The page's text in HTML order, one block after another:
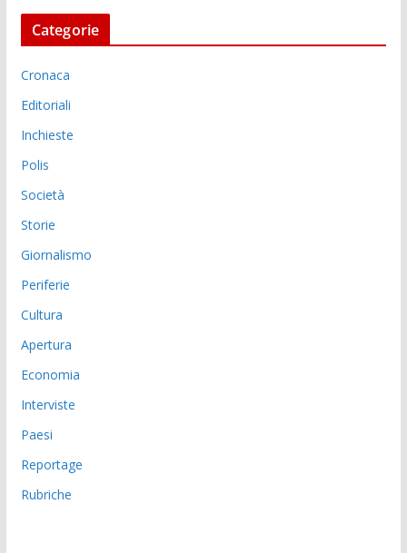
Categorie
Cronaca
Editoriali
Inchieste
Polis
Società
Storie
Giornalismo
Periferie
Cultura
Apertura
Economia
Interviste
Paesi
Reportage
Rubriche